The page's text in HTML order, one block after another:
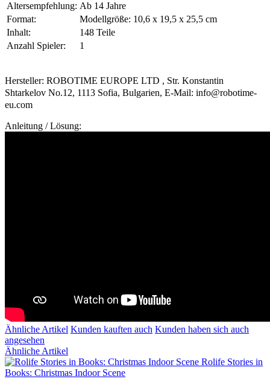
Altersempfehlung: Ab 14 Jahre
Format:
Modellgröße: 10,6 x 19,5 x 25,5 cm
Inhalt:
148 Teile
Anzahl Spieler:
1
Hersteller: ROBOTIME EUROPE LTD , Str. Konstantin
Shtarkelov No.12, 1113 Sofia, Bulgarien, E-Mail: info@robotime-
eu.com
Anleitung / Lösung:
Ähnliche Artikel Kunden kauften auch Kunden haben sich auch
angesehen
Ähnliche Artikel
Rolife Stories in
Books: Christmas Indoor Scene